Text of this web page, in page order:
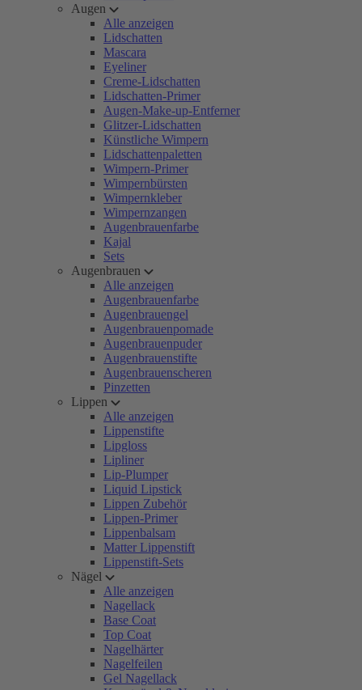
Augen
Alle anzeigen
Lidschatten
Mascara
Eyeliner
Creme-Lidschatten
Lidschatten-Primer
Augen-Make-up-Entferner
Glitzer-Lidschatten
Künstliche Wimpern
Lidschattenpaletten
Wimpern-Primer
Wimpernbürsten
Wimpernkleber
Wimpernzangen
Augenbrauenfarbe
Kajal
Sets
Augenbrauen
Alle anzeigen
Augenbrauenfarbe
Augenbrauengel
Augenbrauenpomade
Augenbrauenpuder
Augenbrauenstifte
Augenbrauenscheren
Pinzetten
Lippen
Alle anzeigen
Lippenstifte
Lipgloss
Lipliner
Lip-Plumper
Liquid Lipstick
Lippen Zubehör
Lippen-Primer
Lippenbalsam
Matter Lippenstift
Lippenstift-Sets
Nägel
Alle anzeigen
Nagellack
Base Coat
Top Coat
Nagelhärter
Nagelfeilen
Gel Nagellack